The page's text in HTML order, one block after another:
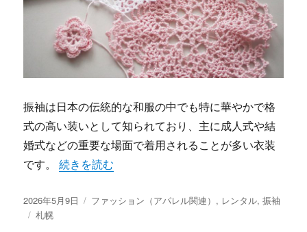
振袖は日本の伝統的な和服の中でも特に華やかで格
式の高い装いとして知られており、主に成人式や結
婚式などの重要な場面で着用されることが多い衣装
です。“札幌で輝く振袖の魅力と最新レンタルサービスの
続きを読む
投
稿
2026年5月9日
カ
ファッション（アパレル関連） , レンタル,振袖
タ
札幌